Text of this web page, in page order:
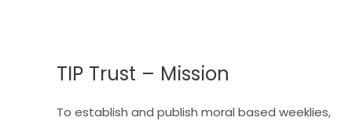
TIP Trust – Mission
To establish and publish moral based weeklies,